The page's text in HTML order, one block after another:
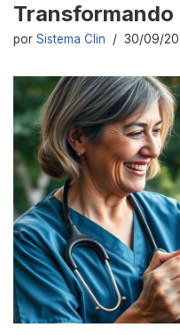
Transformando
por Sistema Clin 30/09/